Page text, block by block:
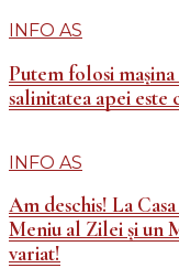
INFO AS
Putem folosi
salinitatea apei este
INFO AS
Am deschis! La
Meniu al Zilei și un
variat!